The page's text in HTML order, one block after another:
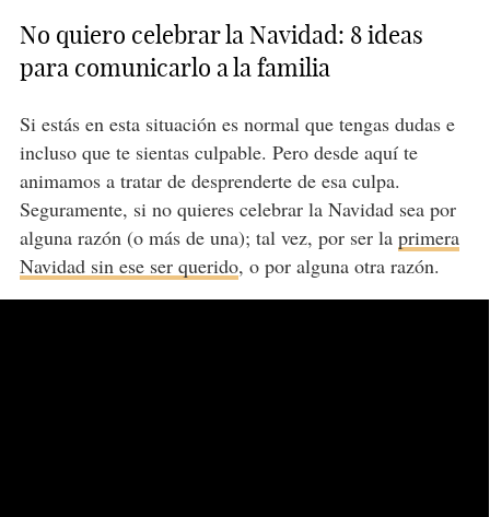
No quiero celebrar la Navidad: 8 ideas
para comunicarlo a la familia
Si estás en esta situación es normal que tengas dudas e
incluso que te sientas culpable. Pero desde aquí te
animamos a tratar de desprenderte de esa culpa.
Seguramente, si no quieres celebrar la Navidad sea por
alguna razón (o más de una); tal vez, por ser la primera
Navidad sin ese ser querido, o por alguna otra razón.